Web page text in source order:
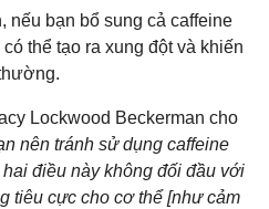
nếu bạn bổ sung cả caffeine
thể tạo ra xung đột và khiến
Lockwood Beckerman cho
nên tránh sử dụng caffeine
điều này không đối đầu với
tiêu cực cho cơ thể [như cảm